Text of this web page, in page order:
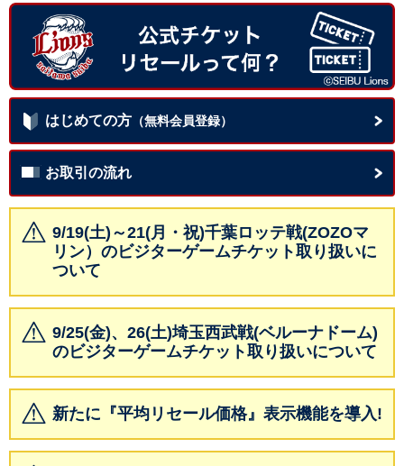
はじめての方 （無料会員登録）
お取引の流れ
9/19(土)～21(月・祝)千葉ロッテ戦(ZOZOマ
リン）のビジターゲームチケット取り扱いに
ついて
9/25(金)、26(土)埼玉西武戦(ベルーナドーム)
のビジターゲームチケット取り扱いについて
新たに『平均リセール価格』表示機能を導入!